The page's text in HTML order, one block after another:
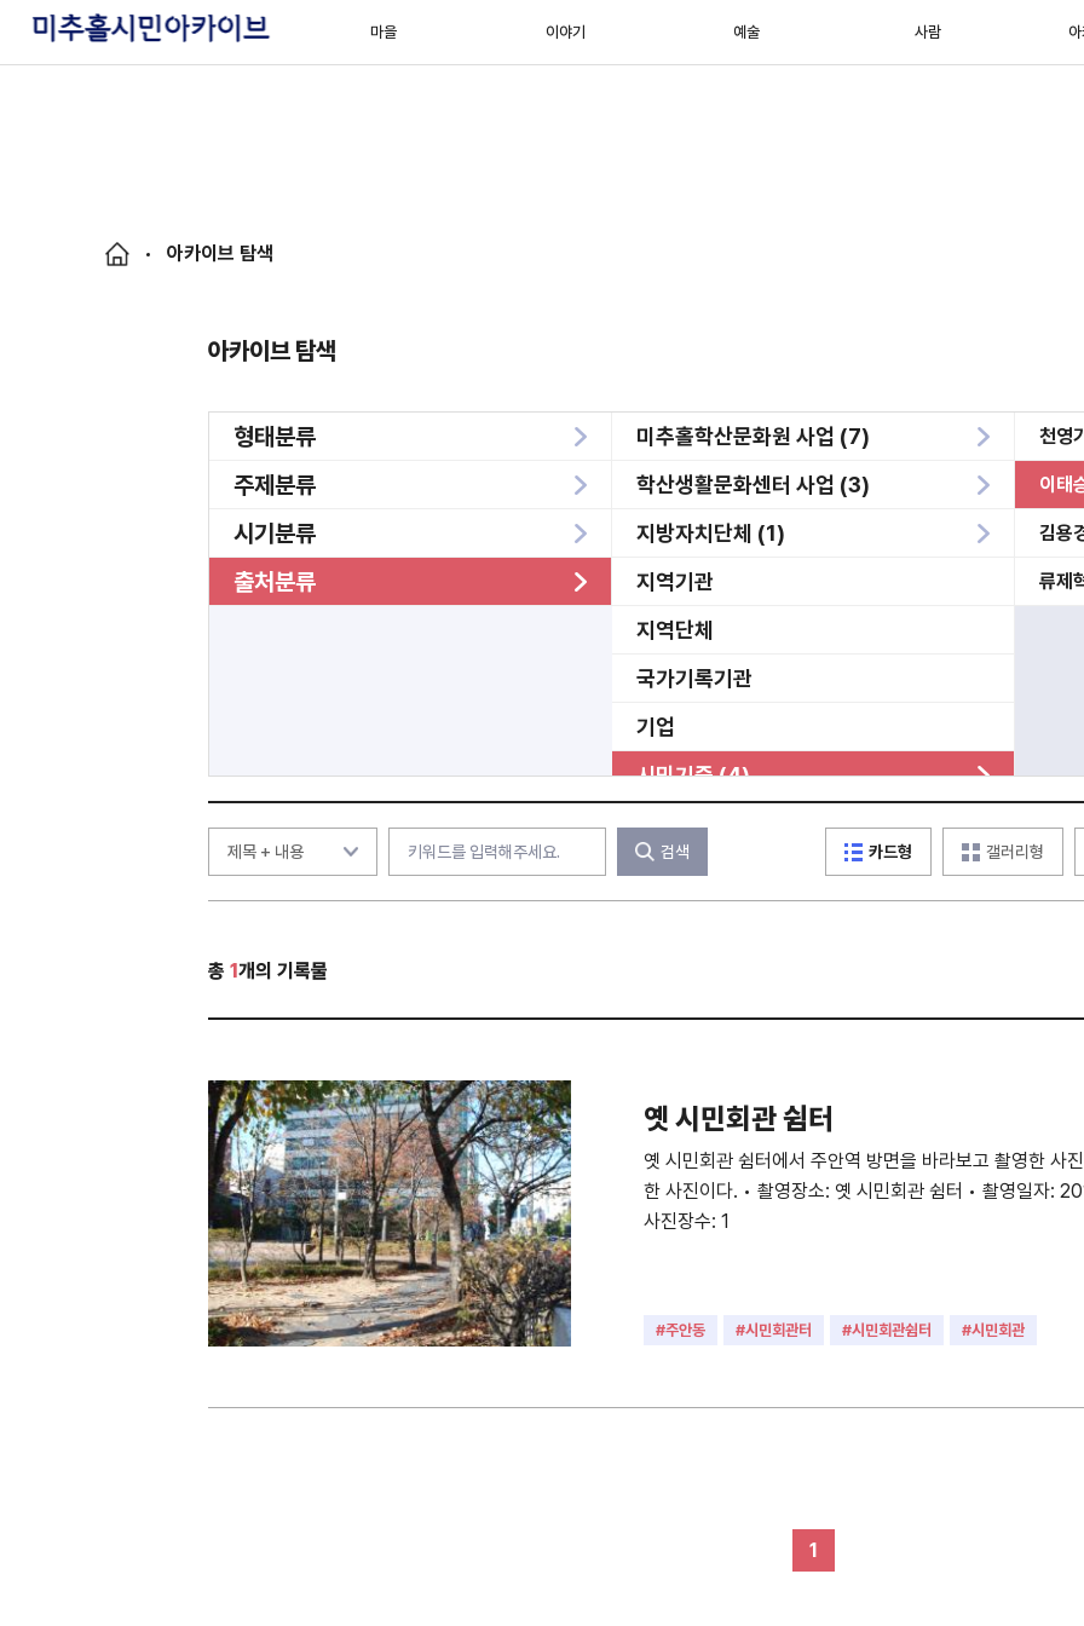
마을 이야기 예술 사람
아카이브 탐색
아카이브 탐색
형태분류
주제분류
시기분류
출처분류
미추홀학산문화원 사업 (7)
학산생활문화센터 사업 (3)
지방자치단체 (1)
지역기관
지역단체
국가기록기관
기업
시민기증 (4)
천영
이태
김용
류제
미분류
기타
검색 카드형 갤러리형
총 1개의 기록물
옛 시민회관 쉼터
옛 시민회관 쉼터에서 주안역 방면을 바라보고 촬영한 사
한 사진이다. • 촬영장소: 옛 시민회관 쉼터 • 촬영일자:
사진장수: 1
#주안동 #시민회관터 #시민회관쉼터 #시민회관
1